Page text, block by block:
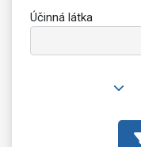
Účinná látka